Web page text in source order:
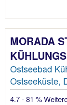
MORADA
Ostseebad
Ostseeküste,
4.7 - 81 %